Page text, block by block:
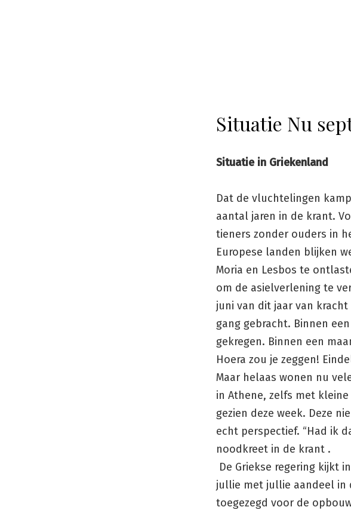
Situatie Nu
Situatie in Griekenland
Dat de vluchtelingen
aantal jaren in de krant.
tieners zonder ouders in
Europese landen blijken
Moria en Lesbos te
om de asielverlening te
juni van dit jaar van
gang gebracht. Binnen
gekregen. Binnen een
Hoera zou je zeggen!
Maar helaas wonen nu
in Athene, zelfs met
gezien deze week. Deze
echt perspectief. “Had ik
noodkreet in de krant .
De Griekse regering kijkt
jullie met jullie aandeel in
toegezegd voor de